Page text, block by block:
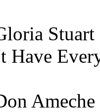
Stuart
Have
Ameche